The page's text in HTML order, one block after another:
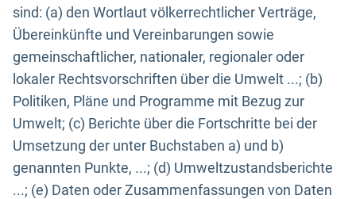
sind: (a) den Wortlaut völkerrechtlicher Verträge,
Übereinkünfte und Vereinbarungen sowie
gemeinschaftlicher, nationaler, regionaler oder
lokaler Rechtsvorschriften über die Umwelt ...; (b)
Politiken, Pläne und Programme mit Bezug zur
Umwelt; (c) Berichte über die Fortschritte bei der
Umsetzung der unter Buchstaben a) und b)
genannten Punkte, ...; (d) Umweltzustandsberichte
...; (e) Daten oder Zusammenfassungen von Daten